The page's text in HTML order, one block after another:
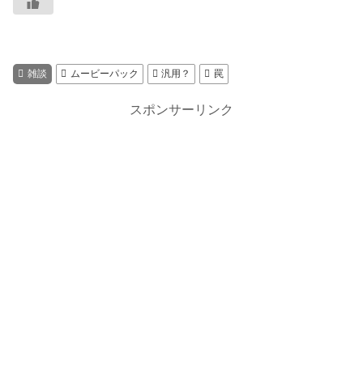
雑談 ムービーパック 汎用？ 罠
スポンサーリンク